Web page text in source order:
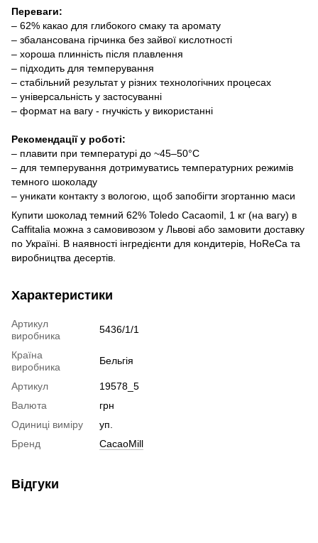
Переваги:
– 62% какао для глибокого смаку та аромату
– збалансована гірчинка без зайвої кислотності
– хороша плинність після плавлення
– підходить для темперування
– стабільний результат у різних технологічних процесах
– універсальність у застосуванні
– формат на вагу - гнучкість у використанні
Рекомендації у роботі:
– плавити при температурі до ~45–50°C
– для темперування дотримуватись температурних режимів
темного шоколаду
– уникати контакту з вологою, щоб запобігти згортанню маси
Купити шоколад темний 62% Toledo Cacaomil, 1 кг (на вагу) в
Caffitalia можна з самовивозом у Львові або замовити доставку
по Україні. В наявності інгредієнти для кондитерів, HoReCa та
виробництва десертів.
Характеристики
Артикул
виробника
5436/1/1
Країна
виробника
Бельгія
Артикул
19578_5
Валюта
грн
Одиниці виміру
уп.
Бренд
CacaoMill
Відгуки